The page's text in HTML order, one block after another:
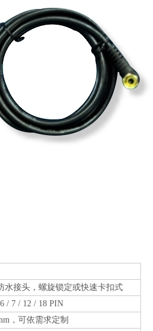
水接头，螺旋锁定或快速卡扣式
/ 7 / 12 / 18 PIN
，可依需求定制